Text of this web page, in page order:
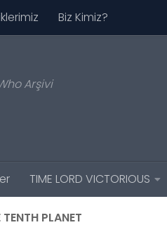
Biz Kimiz?
Arşivi
TIME LORD VICTORIOUS
PLANET